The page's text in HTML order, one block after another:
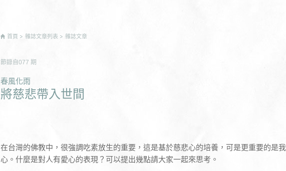
首頁 雜誌文章列表 雜誌文章
節錄自 077 期
春風化雨
將慈悲帶入世間
在台灣的佛教中，很強調吃素放生的重要，這是基於慈悲心的培養，可是更重要的是
心。什麼是對人有愛心的表現？可以提出幾點請大家一起來思考。